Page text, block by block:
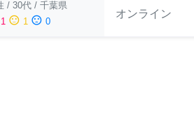
/ 30代 / 千葉県
1 sentiment_neutral 1 sentiment_dissatisfied 0
オンライン